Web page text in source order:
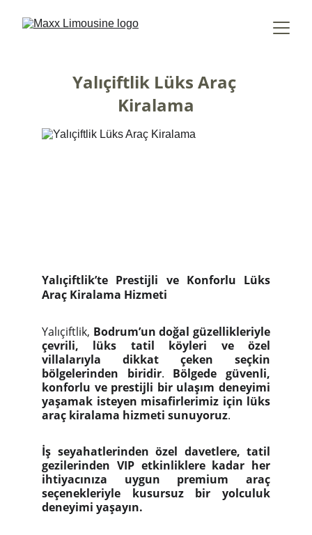
Yalıçiftlik Lüks Araç
Kiralama
Yalıçiftlik’te Prestijli ve Konforlu Lüks
Araç Kiralama Hizmeti
Yalıçiftlik, Bodrum’un doğal güzellikleriyle
çevrili, lüks tatil köyleri ve özel
villalarıyla dikkat çeken seçkin
bölgelerinden biridir. Bölgede güvenli,
konforlu ve prestijli bir ulaşım deneyimi
yaşamak isteyen misafirlerimiz için lüks
araç kiralama hizmeti sunuyoruz.
İş seyahatlerinden özel davetlere, tatil
gezilerinden VIP etkinliklere kadar her
ihtiyacınıza uygun premium araç
seçenekleriyle kusursuz bir yolculuk
deneyimi yaşayın.